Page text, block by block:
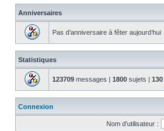
Anniversaires
Pas d’anniversaire à fêter aujourd’hui
Statistiques
123709 messages | 1800 sujets | 130
Connexion
Nom d’utilisateur :